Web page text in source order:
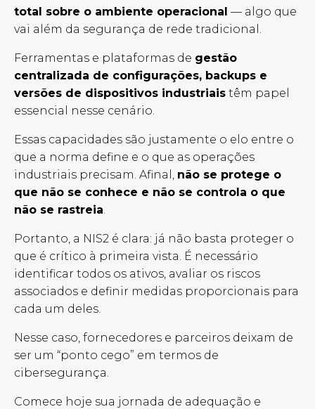
total sobre o ambiente operacional — algo que
vai além da segurança de rede tradicional.
Ferramentas e plataformas de gestão
centralizada de configurações, backups e
versões de dispositivos industriais têm papel
essencial nesse cenário.
Essas capacidades são justamente o elo entre o
que a norma define e o que as operações
industriais precisam. Afinal, não se protege o
que não se conhece e não se controla o que
não se rastreia
Portanto, a NIS2 é clara: já não basta proteger o
que é crítico à primeira vista. É necessário
identificar todos os ativos, avaliar os riscos
associados e definir medidas proporcionais para
cada um deles.
Nesse caso, fornecedores e parceiros deixam de
ser um “ponto cego” em termos de
cibersegurança.
Comece hoje sua jornada de adequação e